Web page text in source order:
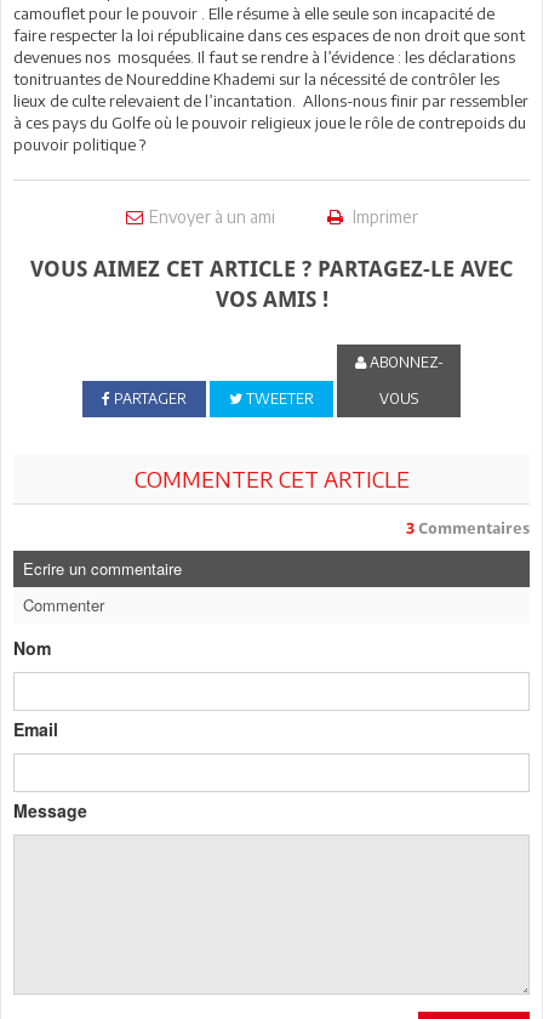
camouflet pour le pouvoir . Elle résume à elle seule son incapacité de
faire respecter la loi républicaine dans ces espaces de non droit que sont
devenues nos mosquées. Il faut se rendre à l’évidence : les déclarations
tonitruantes de Noureddine Khademi sur la nécessité de contrôler les
lieux de culte relevaient de l’incantation. Allons-nous finir par ressembler
à ces pays du Golfe où le pouvoir religieux joue le rôle de contrepoids du
pouvoir politique ?
Envoyer à un ami Imprimer
VOUS AIMEZ CET ARTICLE ? PARTAGEZ-LE AVEC
VOS AMIS !
PARTAGER TWEETER
ABONNEZ-
VOUS
COMMENTER CET ARTICLE
3 Commentaires
Ecrire un commentaire
Commenter
Nom
Email
Message